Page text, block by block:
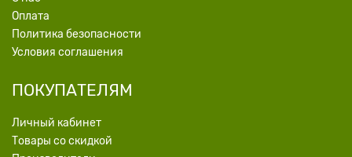
Оплата
Политика безопасности
Условия соглашения
ПОКУПАТЕЛЯМ
Личный кабинет
Товары со скидкой